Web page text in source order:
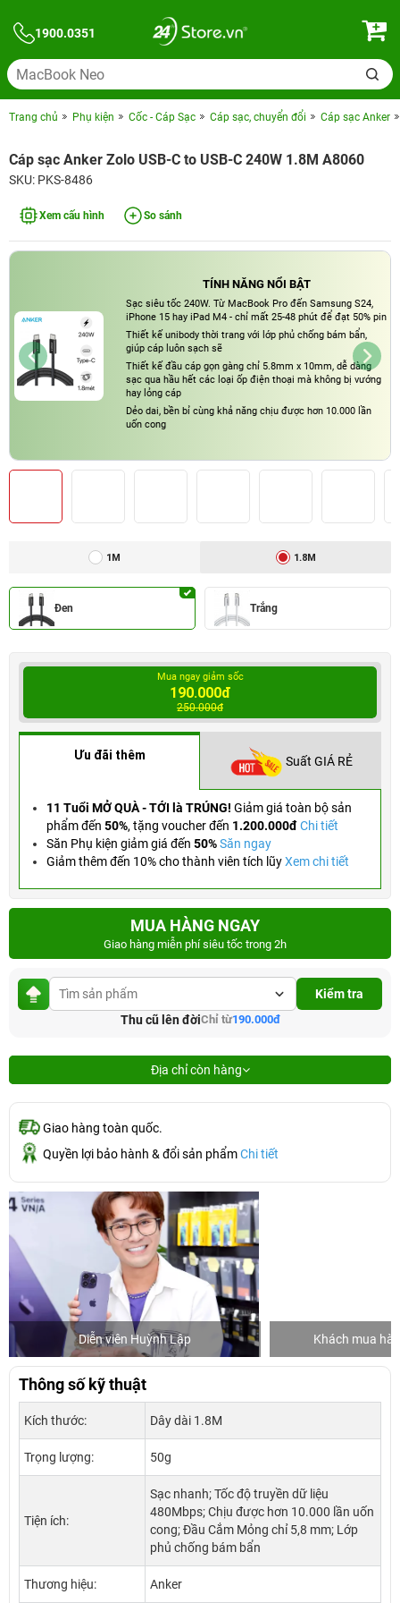
1900.0351
Trang chủ Phụ kiện Cốc - Cáp Sạc Cáp sạc, chuyển đổi Cáp sạc Anker
Cáp sạc Anker Zolo USB-C to USB-C 240W 1.8M A8060
SKU: PKS-8486
Xem cấu hình So sánh
TÍNH NĂNG NỔI BẬT
Sạc siêu tốc 240W. Từ MacBook Pro đến Samsung S24,
iPhone 15 hay iPad M4 - chỉ mất 25-48 phút để đạt 50% pin
Thiết kế unibody thời trang với lớp phủ chống bám bẩn,
giúp cáp luôn sạch sẽ
Thiết kế đầu cáp gọn gàng chỉ 5.8mm x 10mm, dễ dàng
sạc qua hầu hết các loại ốp điện thoại mà không bị vướng
hay lỏng cáp
Dẻo dai, bền bỉ cùng khả năng chịu được hơn 10.000 lần
uốn cong
1M 1.8M
Đen Trắng
Mua ngay giảm sốc
190.000đ
250.000đ
Ưu đãi thêm Suất GIÁ RẺ
11 Tuổi MỞ QUÀ - TỚI là TRÚNG! Giảm giá toàn bộ sản
phẩm đến 50%, tặng voucher đến 1.200.000đChi tiết
Săn Phụ kiện giảm giá đến 50%Săn ngay
Giảm thêm đến 10% cho thành viên tích lũyXem chi tiết
MUA HÀNG NGAY
Giao hàng miễn phí siêu tốc trong 2h
Kiểm tra
Thu cũ lên đờiChỉ từ190.000đ
Địa chỉ còn hàng
Giao hàng toàn quốc.
Quyền lợi bảo hành & đổi sản phẩmChi tiết
Diễn viên Huỳnh Lập Khách mua
Thông số kỹ thuật
Kích thước: Dây dài 1.8M
Trọng lượng: 50g
Tiện ích:
Sạc nhanh; Tốc độ truyền dữ liệu
480Mbps; Chịu được hơn 10.000 lần uốn
cong; Đầu Cắm Mỏng chỉ 5,8 mm; Lớp
phủ chống bám bẩn
Thương hiệu: Anker